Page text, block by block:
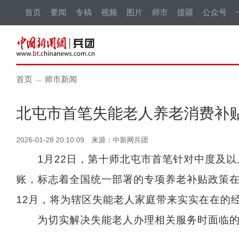
首页 要闻 专稿 视频 图片 师市 援疆 公众号
首页 → 师市新闻
北屯市首笔失能老人养老消费补
2026-01-28 20:10:09 来源：中新网兵团
1月22日，第十师北屯市首笔针对中度及以
账，标志着全国统一部署的专项养老补贴政策
12月，将为辖区失能老人家庭带来实实在在的
为切实解决失能老人办理相关服务时面临的